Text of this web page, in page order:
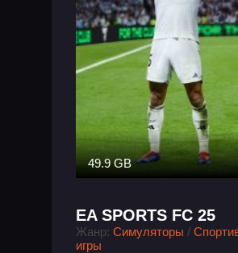
49.9 GB
EA SPORTS FC 25
Жанр: Симуляторы /
игры